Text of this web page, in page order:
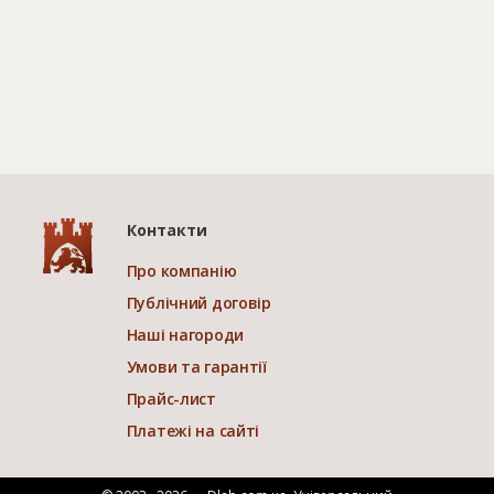
Контакти
Про компанію
Публічний договір
Наші нагороди
Умови та гарантії
Прайс-лист
Платежі на сайті